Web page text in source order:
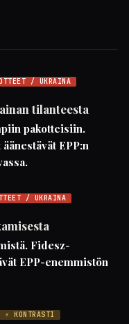
/ UKRAINA
tilanteesta
pakotteisiin.
EPP:n
/ UKRAINA
Fidesz-
EPP-enemmistön
⚡ KONTRASTI